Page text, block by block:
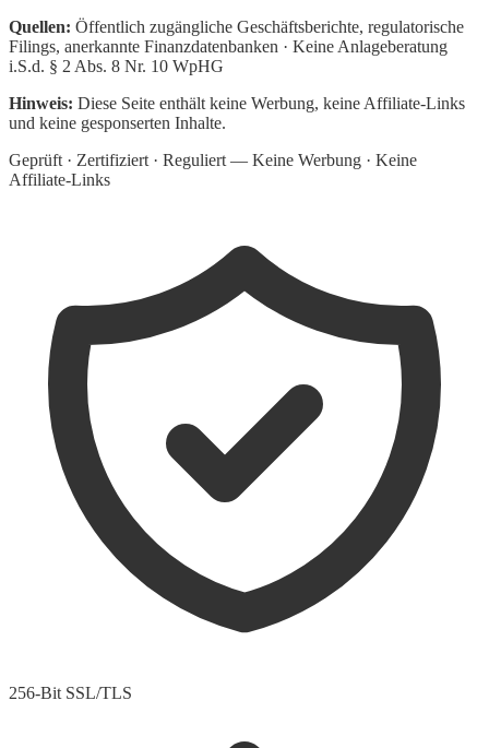
Quellen: Öffentlich zugängliche Geschäftsberichte, regulatorische
Filings, anerkannte Finanzdatenbanken · Keine Anlageberatung
i.S.d. § 2 Abs. 8 Nr. 10 WpHG
Hinweis: Diese Seite enthält keine Werbung, keine Affiliate-Links
und keine gesponserten Inhalte.
Geprüft · Zertifiziert · Reguliert — Keine Werbung · Keine
Affiliate-Links
256-Bit SSL/TLS